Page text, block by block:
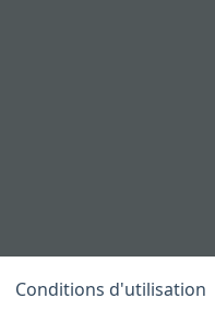
Conditions d'utilisation